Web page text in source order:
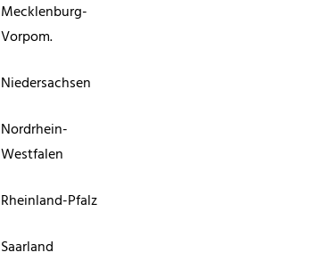
Mecklenburg-
Vorpom.
Niedersachsen
Nordrhein-
Westfalen
Rheinland-Pfalz
Saarland